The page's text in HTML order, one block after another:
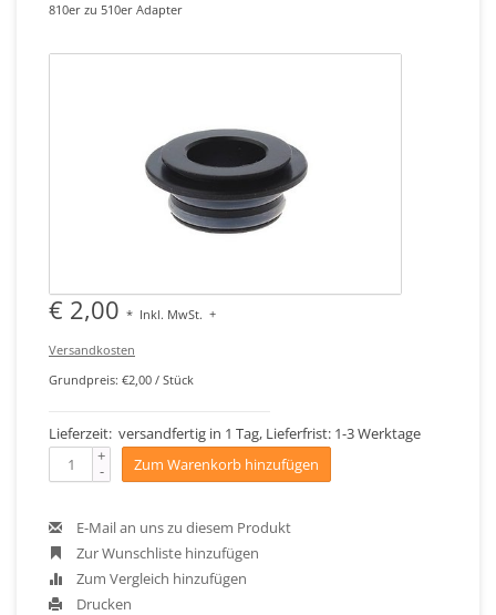
810er zu 510er Adapter
€ 2,00 * Inkl. MwSt. +
Versandkosten
Grundpreis: €2,00 / Stück
Lieferzeit: versandfertig in 1 Tag, Lieferfrist: 1-3 Werktage
+
- Zum Warenkorb hinzufügen
E-Mail an uns zu diesem Produkt
Zur Wunschliste hinzufügen
Zum Vergleich hinzufügen
Drucken